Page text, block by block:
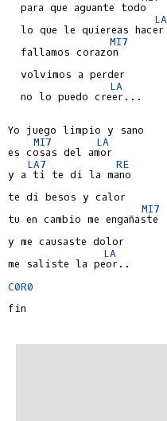
  para que aguante todo
LA
  lo que le quiereas hacer
MI7
  fallamos corazon
  volvimos a perder
LA
  no lo puedo creer...
Yo juego limpio y sano
MI7
LA
es cosas del amor
LA7
RE
y a ti te di la mano
te di besos y calor
MI7
tu en cambio me engañaste
y me causaste dolor
LA
me saliste la peor..
C0R0
fin